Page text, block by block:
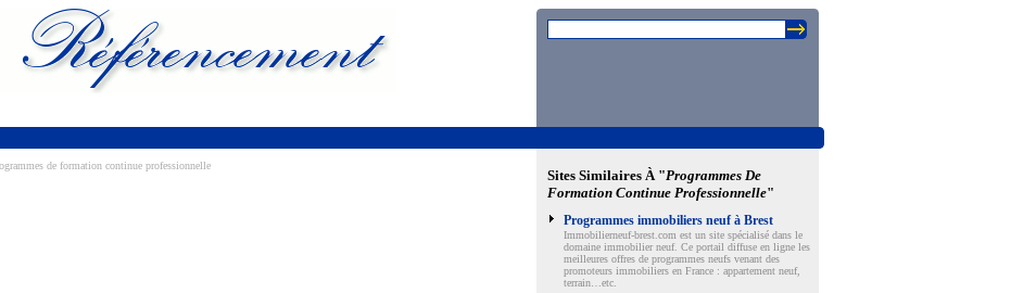
de formation continue professionnelle
Sites Similaires À "Programmes De
Formation Continue Professionnelle"
Programmes immobiliers neuf à Brest
Immobilierneuf-brest.com est un site spécialisé dans le
domaine immobilier neuf. Ce portail diffuse en ligne les
meilleures offres de programmes neufs venant des
promoteurs immobiliers en France : appartement neuf,
terrain…etc.